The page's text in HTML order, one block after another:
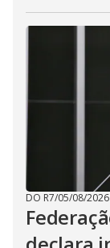
DO R7/05/08/2026